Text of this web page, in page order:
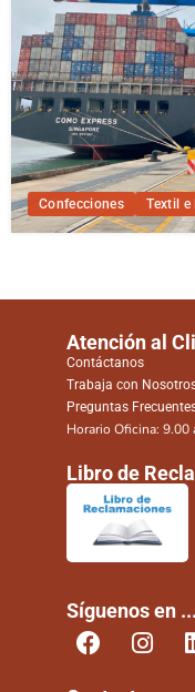
Confecciones Textil e
Atención al
Contáctanos
Trabaja con
Preguntas
Horario Oficina: 9.00
Libro de
Síguenos en ...